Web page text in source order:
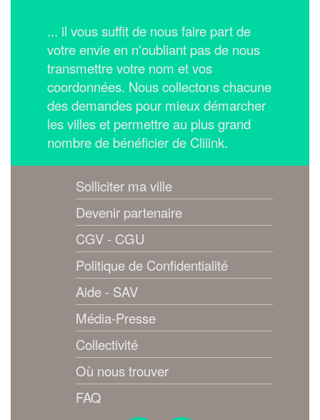
... il vous suffit de nous faire part de
votre envie en n'oubliant pas de nous
transmettre votre nom et vos
coordonnées. Nous collectons chacune
des demandes pour mieux démarcher
les villes et permettre au plus grand
nombre de bénéficier de Cliiink.
Solliciter ma ville
Devenir partenaire
CGV - CGU
Politique de Confidentialité
Aide - SAV
Média-Presse
Collectivité
Où nous trouver
FAQ